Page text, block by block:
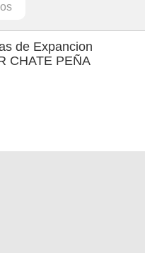
de Expancion
CHATE PEÑA